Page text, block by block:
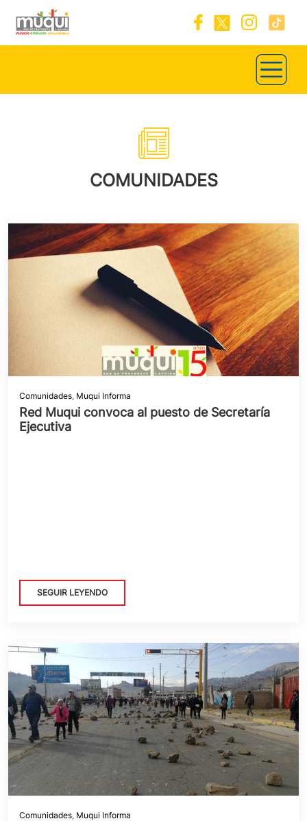
COMUNIDADES
Comunidades, Muqui Informa
Red Muqui convoca al puesto de Secretaría
Ejecutiva
SEGUIR LEYENDO
Comunidades, Muqui Informa